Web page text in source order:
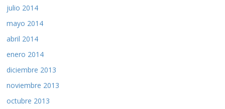
julio 2014
mayo 2014
abril 2014
enero 2014
diciembre 2013
noviembre 2013
octubre 2013